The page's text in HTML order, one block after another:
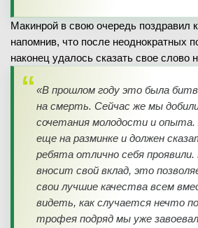
Макинрой в свою очередь поздравил
напомнив, что после неоднократных
наконец удалось сказать свое слово
«В прошлом году это была
на смерть. Сейчас же мы
сочетания молодости и
еще на разминке и должен
ребята отлично себя проявили.
вносит свой вклад, это
свои лучшие качества всем
видеть, как случается нечто
трофея подряд мы уже